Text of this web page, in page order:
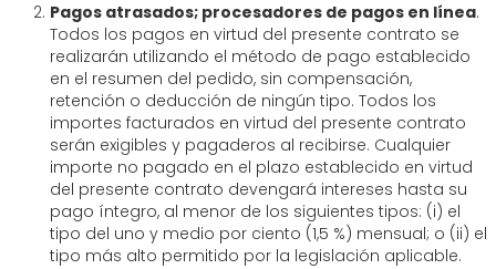
Pagos atrasados; procesadores de pagos en línea.
Todos los pagos en virtud del presente contrato se
realizarán utilizando el método de pago establecido
en el resumen del pedido, sin compensación,
retención o deducción de ningún tipo. Todos los
importes facturados en virtud del presente contrato
serán exigibles y pagaderos al recibirse. Cualquier
importe no pagado en el plazo establecido en virtud
del presente contrato devengará intereses hasta su
pago íntegro, al menor de los siguientes tipos: (i) el
tipo del uno y medio por ciento (1,5 %) mensual; o (ii) el
tipo más alto permitido por la legislación aplicable.